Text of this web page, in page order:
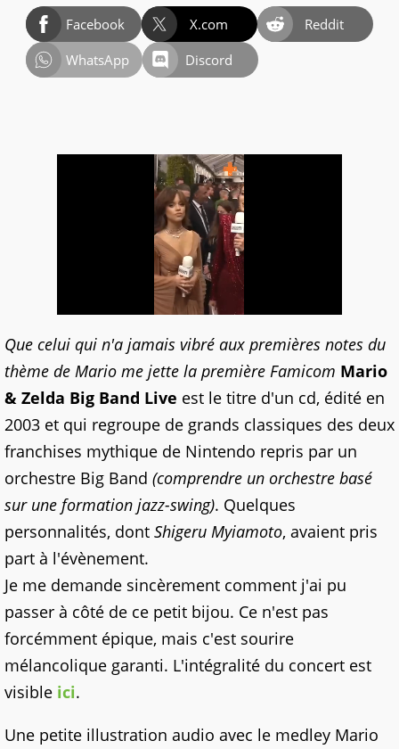
Facebook X.com
Reddit
WhatsApp
Discord
Que celui qui n'a jamais vibré aux premières notes du
thème de Mario me jette la première Famicom Mario
& Zelda Big Band Live est le titre d'un cd, édité en
2003 et qui regroupe de grands classiques des deux
franchises mythique de Nintendo repris par un
orchestre Big Band (comprendre un orchestre basé
sur une formation jazz-swing). Quelques
personnalités, dont Shigeru Myiamoto, avaient pris
part à l'évènement.
Je me demande sincèrement comment j'ai pu
passer à côté de ce petit bijou. Ce n'est pas
forcémment épique, mais c'est sourire
mélancolique garanti. L'intégralité du concert est
visible ici.
Une petite illustration audio avec le medley Mario